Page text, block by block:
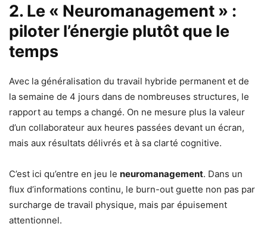
2. Le « Neuromanagement » :
piloter l’énergie plutôt que le
temps
Avec la généralisation du travail hybride permanent et de
la semaine de 4 jours dans de nombreuses structures, le
rapport au temps a changé. On ne mesure plus la valeur
d’un collaborateur aux heures passées devant un écran,
mais aux résultats délivrés et à sa clarté cognitive.
C’est ici qu’entre en jeu le neuromanagement. Dans un
flux d’informations continu, le burn-out guette non pas par
surcharge de travail physique, mais par épuisement
attentionnel.